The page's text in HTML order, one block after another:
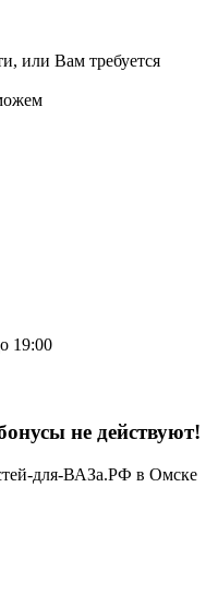
или Вам требуется
19:00
не действуют!
для-ВАЗа.РФ в Омске